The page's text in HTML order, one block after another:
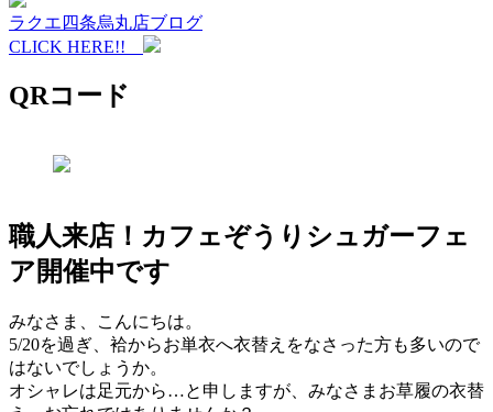
ラクエ四条烏丸店ブログ
CLICK HERE!!
QRコード
職人来店！カフェぞうりシュガーフェ
ア開催中です
みなさま、こんにちは。
5/20を過ぎ、袷からお単衣へ衣替えをなさった方も多いので
はないでしょうか。
オシャレは足元から…と申しますが、みなさまお草履の衣替